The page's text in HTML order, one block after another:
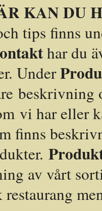
KAN DU
tips finns
har du
Under
beskrivning
vi har eller
finns
av vårt